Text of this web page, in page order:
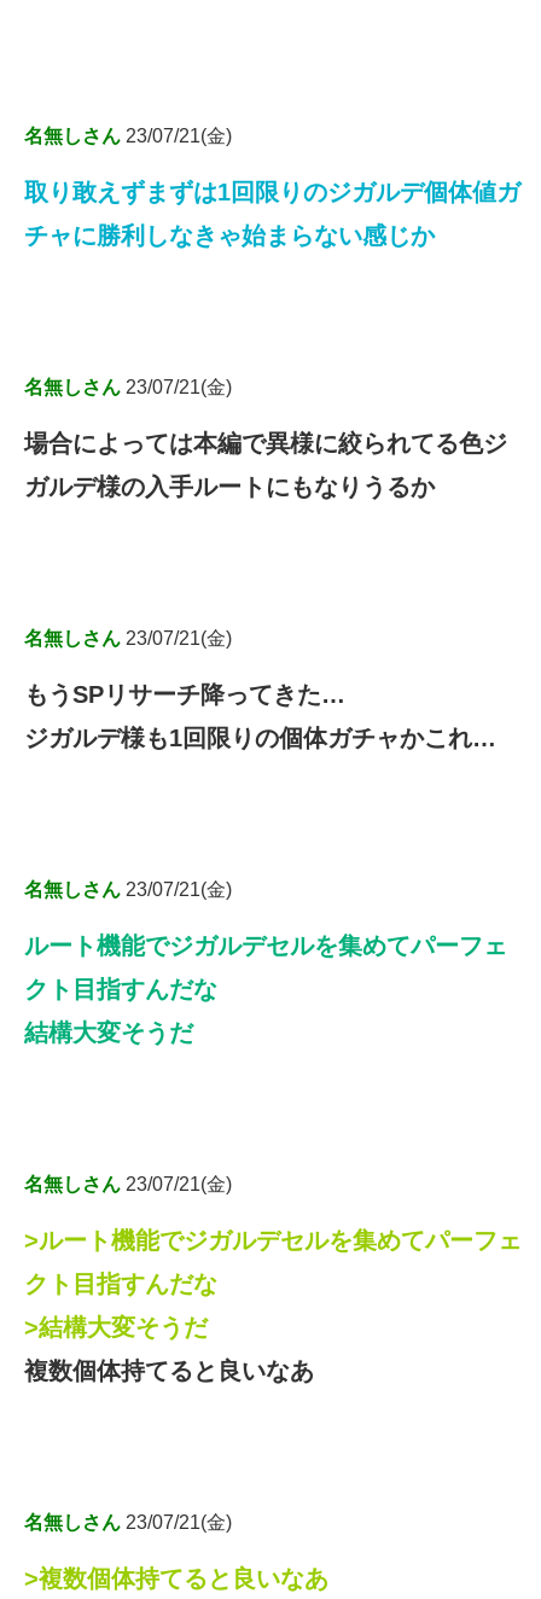
名無しさん 23/07/21(金)
取り敢えずまずは1回限りのジガルデ個体値ガ
チャに勝利しなきゃ始まらない感じか
名無しさん 23/07/21(金)
場合によっては本編で異様に絞られてる色ジ
ガルデ様の入手ルートにもなりうるか
名無しさん 23/07/21(金)
もうSPリサーチ降ってきた…
ジガルデ様も1回限りの個体ガチャかこれ…
名無しさん 23/07/21(金)
ルート機能でジガルデセルを集めてパーフェ
クト目指すんだな
結構大変そうだ
名無しさん 23/07/21(金)
>ルート機能でジガルデセルを集めてパーフェ
クト目指すんだな
>結構大変そうだ
複数個体持てると良いなあ
名無しさん 23/07/21(金)
>複数個体持てると良いなあ